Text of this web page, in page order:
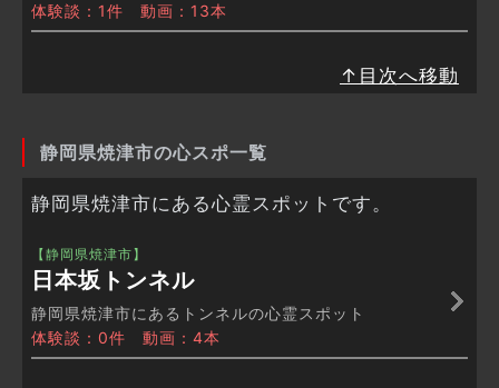
体験談：1件 動画：13本
↑目次へ移動
静岡県焼津市の心スポ一覧
静岡県焼津市にある心霊スポットです。
【静岡県焼津市】
日本坂トンネル
静岡県焼津市にあるトンネルの心霊スポット
体験談：0件 動画：4本